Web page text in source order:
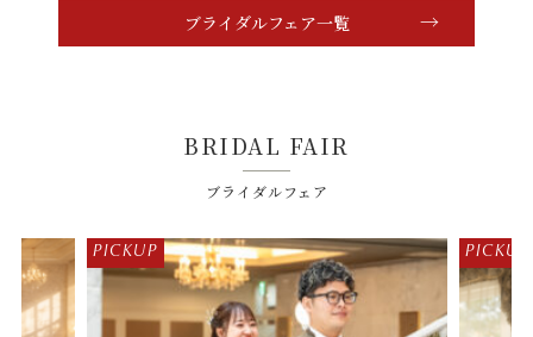
ブライダルフェア一覧
BRIDAL FAIR
ブライダルフェア
PICKUP PICKUP